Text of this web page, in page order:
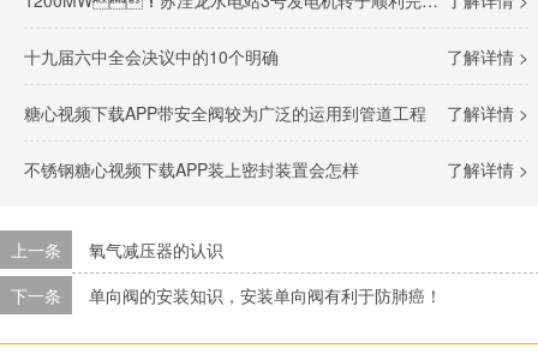
了解详情 >
十九届六中全会决议中的10个明确
了解详情 >
糖心视频下载APP带安全阀较为广泛的运用到管道工程
了解详情 >
不锈钢糖心视频下载APP装上密封装置会怎样
上一条
氧气减压器的认识
下一条
单向阀的安装知识，安装单向阀有利于防肺癌！